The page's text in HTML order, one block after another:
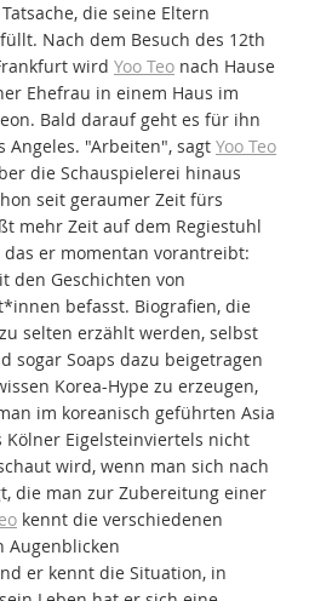
die seine Eltern
Nach dem Besuch des 12th
wird Yoo Teo nach Hause
Ehefrau in einem Haus im
Bald darauf geht es für ihn
Angeles. "Arbeiten", sagt Yoo Teo
die Schauspielerei hinaus
seit geraumer Zeit fürs
mehr Zeit auf dem Regiestuhl
das er momentan vorantreibt:
den Geschichten von
befasst. Biografien, die
selten erzählt werden, selbst
sogar Soaps dazu beigetragen
Korea-Hype zu erzeugen,
im koreanisch geführten Asia
Kölner Eigelsteinviertels nicht
wird, wenn man sich nach
die man zur Zubereitung einer
kennt die verschiedenen
Augenblicken
er kennt die Situation, in